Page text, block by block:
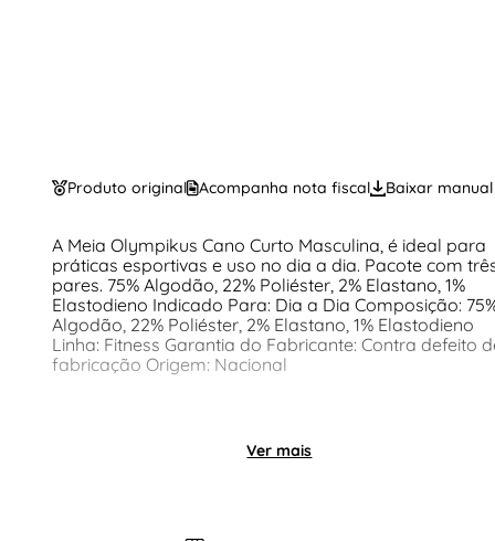
Produto original Acompanha nota fiscal Baixar manual
A Meia Olympikus Cano Curto Masculina, é ideal para
práticas esportivas e uso no dia a dia. Pacote com
pares. 75% Algodão, 22% Poliéster, 2% Elastano, 1%
Elastodieno Indicado Para: Dia a Dia Composição:
Algodão, 22% Poliéster, 2% Elastano, 1% Elastodieno
Linha: Fitness Garantia do Fabricante: Contra defeito
fabricação Origem: Nacional
Ver mais